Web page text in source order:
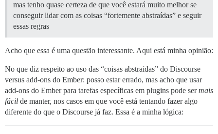
mas tenho quase certeza de que você estará muito melhor se
conseguir lidar com as coisas “fortemente abstraídas” e seguir
essas regras
Acho que essa é uma questão interessante. Aqui está minha opinião:
No que diz respeito ao uso das “coisas abstraídas” do Discourse
versus add-ons do Ember: posso estar errado, mas acho que usar
add-ons do Ember para tarefas específicas em plugins pode sermais
fácil de manter, nos casos em que você está tentando fazer algo
diferente do que o Discourse já faz. Essa é a minha lógica: